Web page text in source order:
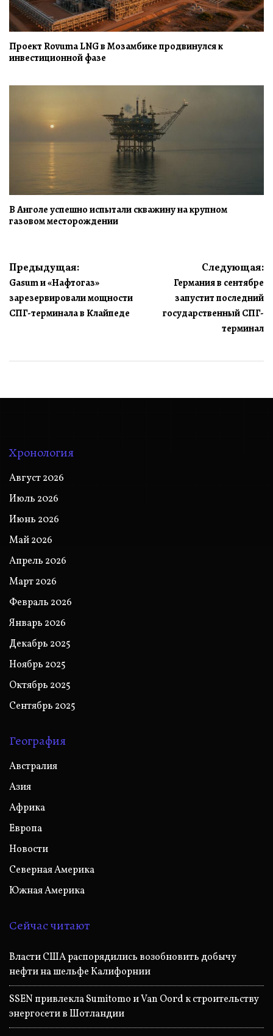
Проект Rovuma LNG в Мозамбике продвинулся к
инвестиционной фазе
В Анголе успешно испытали скважину на крупном
газовом месторождении
Навигация
по
записям
Предыдущая:
Gasum и «Нафтогаз»
зарезервировали мощности
СПГ-терминала в Клайпеде
Следующая:
Германия в сентябре
запустит последний
государственный СПГ-
терминал
Хронология
Август 2026
Июль 2026
Июнь 2026
Май 2026
Апрель 2026
Март 2026
Февраль 2026
Январь 2026
Декабрь 2025
Ноябрь 2025
Октябрь 2025
Сентябрь 2025
География
Австралия
Азия
Африка
Европа
Новости
Северная Америка
Южная Америка
Сейчас читают
Власти США распорядились возобновить добычу
нефти на шельфе Калифорнии
SSEN привлекла Sumitomo и Van Oord к строительству
энергосети в Шотландии